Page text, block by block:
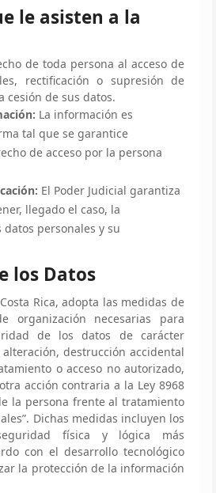
le asisten a la
de toda persona al acceso de
rectificación o supresión de
cesión de sus datos.
La información es
tal que se garantice
de acceso por la persona
El Poder Judicial garantiza
llegado el caso, la
personales y su
los Datos
Rica, adopta las medidas de
organización necesarias para
de los datos de carácter
destrucción accidental
o acceso no autorizado,
acción contraria a la Ley 8968
la persona frente al tratamiento
Dichas medidas incluyen los
física y lógica más
con el desarrollo tecnológico
la protección de la información